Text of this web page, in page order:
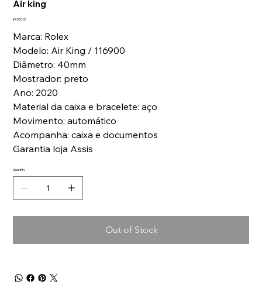
Air king
Price
€7,500.00
Marca: Rolex
Modelo: Air King / 116900
Diâmetro: 40mm
Mostrador: preto
Ano: 2020
Material da caixa e bracelete: aço
Movimento: automático
Acompanha: caixa e documentos
Garantia loja Assis
Quantity
Out of Stock